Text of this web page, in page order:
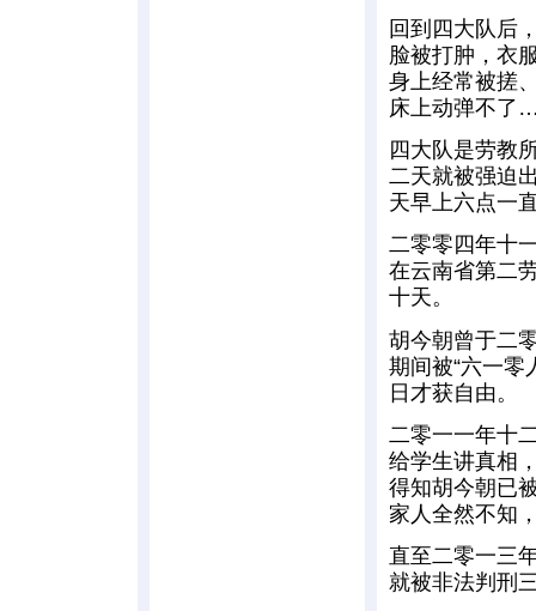
回到四大队后
脸被打肿，衣
身上经常被搓
床上动弹不
四大队是劳教
二天就被强迫
天早上六点一
二零零四年十
在云南省第二
十天。
胡今朝曾于二
期间被“六一
日才获自由。
二零一一年十
给学生讲真相
得知胡今朝已
家人全然不知
直至二零一三
就被非法判刑